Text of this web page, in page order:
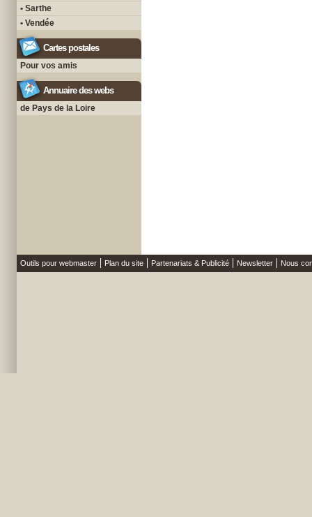
• Sarthe
• Vendée
Cartes postales
Pour vos amis
Annuaire des webs
de Pays de la Loire
Outils pour webmaster Plan du site Partenariats & Publicité Newsletter Nous